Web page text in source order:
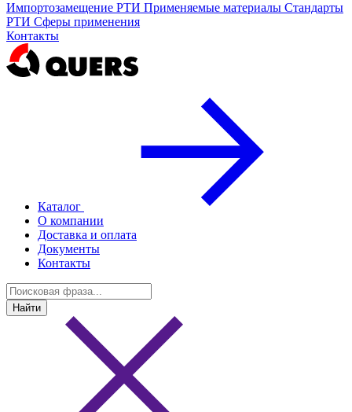
Импортозамещение РТИ Применяемые материалы Стандарты
РТИ Сферы применения
Контакты
Каталог
О компании
Доставка и оплата
Документы
Контакты
Найти